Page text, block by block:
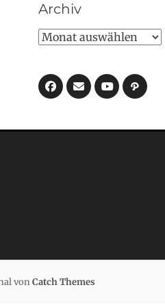
Archiv
Archiv
Facebook
E-
MailYouTube
Pfad
vonCatch Themes